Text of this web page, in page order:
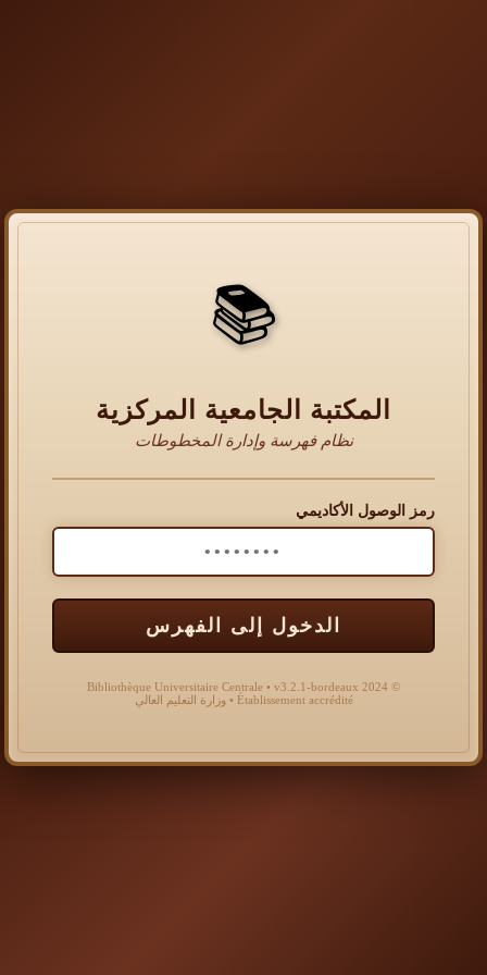
📚
المكتبة الجامعية المركزية
نظام فهرسة وإدارة المخطوطات
رمز الوصول الأكاديمي
الدخول إلى الفهرس
© 2024 Bibliothèque Universitaire Centrale • v3.2.1-bordeaux
Établissement accrédité • وزارة التعليم العالي